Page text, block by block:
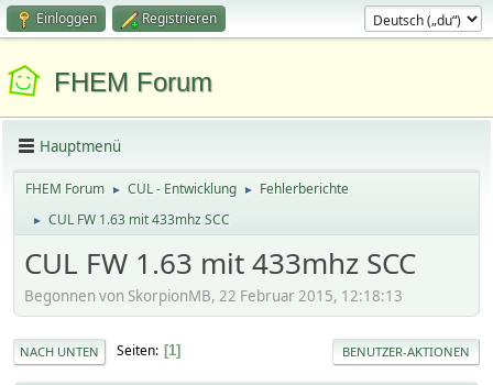
Einloggen Registrieren
FHEM Forum
Hauptmenü
FHEM Forum ► CUL - Entwicklung ► Fehlerberichte
► CUL FW 1.63 mit 433mhz SCC
CUL FW 1.63 mit 433mhz SCC
Begonnen von SkorpionMB, 22 Februar 2015, 12:18:13
NACH UNTEN Seiten 1 BENUTZER-AKTIONEN